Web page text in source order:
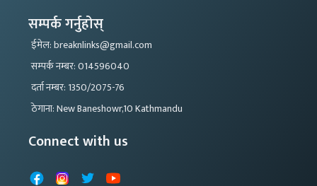
सम्पर्क गर्नुहोस्
ईमेल: breaknlinks@gmail.com
सम्पर्क नम्बर: 014596040
दर्ता नम्बर: 1350/2075-76
ठेगाना: New Baneshowr,10 Kathmandu
Connect with us
FacebookInstagram
X YouTube